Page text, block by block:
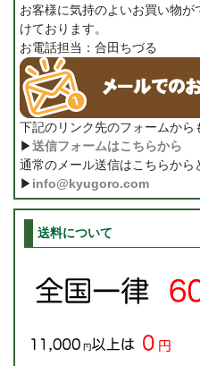
お客様に気持のよいお買い物
けております。
お電話担当：合田ちづる
下記のリンク先のフォームから
▶送信フォームはこちらから
通常のメール送信はこちらから
▶ info@kyugoro.com
送料について